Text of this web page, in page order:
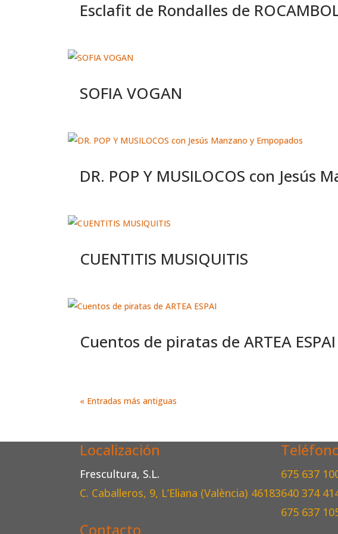
Esclafit de Rondalles de
SOFIA VOGAN
DR. POP Y MUSILOCOS con Jesús
CUENTITIS MUSIQUITIS
Cuentos de piratas de ARTEA ESPAI
« Entradas más antiguas
Localización
Frescultura, S.L.
C. Caballeros, 9, L’Eliana (València) 46183
675 637
640 374
675 637
Contacto